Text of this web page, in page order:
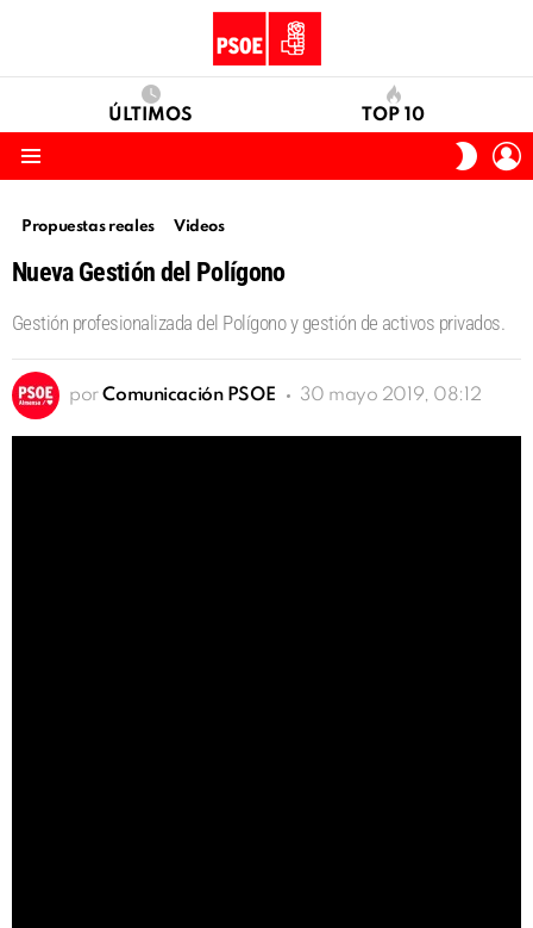
ÚLTIMOS TOP 10
SKIN
Propuestas reales Videos
Nueva Gestión del Polígono
Gestión profesionalizada del Polígono y gestión de activos privados.
por Comunicación PSOE 30 mayo 2019, 08:12